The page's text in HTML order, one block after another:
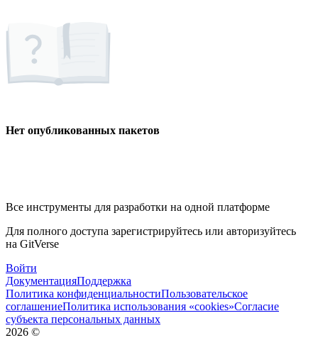
Нет опубликованных пакетов
Все инструменты для разработки на одной платформе
Для полного доступа зарегистрируйтесь или авторизуйтесь
на GitVerse
Войти
ДокументацияПоддержка
Политика конфиденциальностиПользовательское
соглашениеПолитика использования «cookies»Согласие
субъекта персональных данных
2026 ©